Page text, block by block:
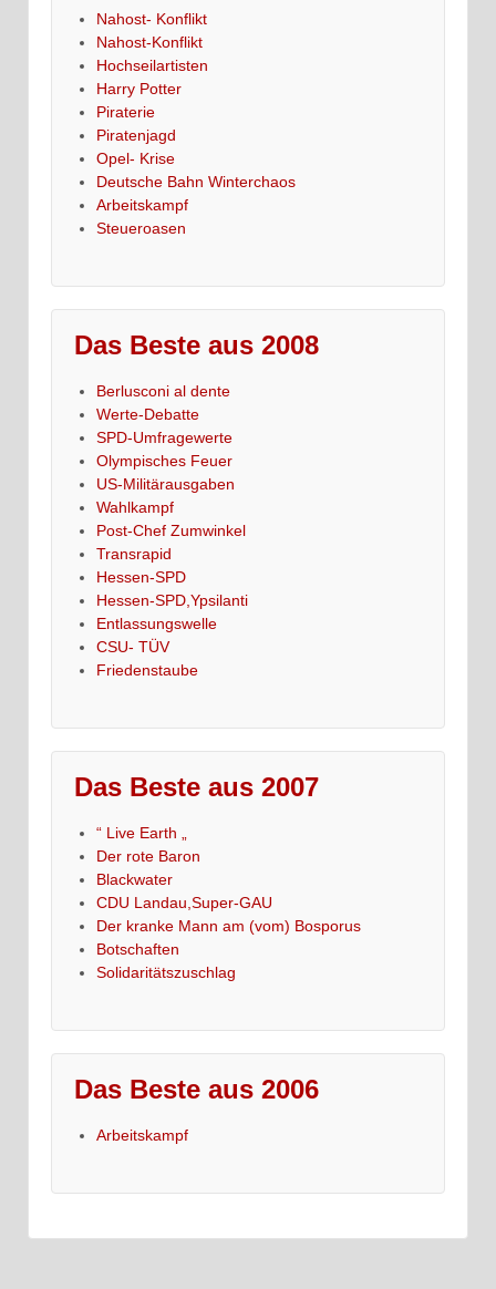
Nahost- Konflikt
Nahost-Konflikt
Hochseilartisten
Harry Potter
Piraterie
Piratenjagd
Opel- Krise
Deutsche Bahn Winterchaos
Arbeitskampf
Steueroasen
Das Beste aus 2008
Berlusconi al dente
Werte-Debatte
SPD-Umfragewerte
Olympisches Feuer
US-Militärausgaben
Wahlkampf
Post-Chef Zumwinkel
Transrapid
Hessen-SPD
Hessen-SPD,Ypsilanti
Entlassungswelle
CSU- TÜV
Friedenstaube
Das Beste aus 2007
“ Live Earth „
Der rote Baron
Blackwater
CDU Landau,Super-GAU
Der kranke Mann am (vom) Bosporus
Botschaften
Solidaritätszuschlag
Das Beste aus 2006
Arbeitskampf